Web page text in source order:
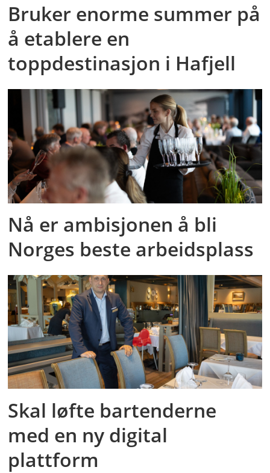
Bruker enorme summer på
å etablere en
toppdestinasjon i Hafjell
Nå er ambisjonen å bli
Norges beste arbeidsplass
Skal løfte bartenderne
med en ny digital
plattform